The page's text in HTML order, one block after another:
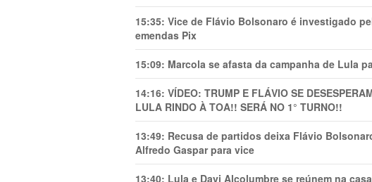
15:35: Vice de Flávio Bolsonaro é investigado
emendas Pix
15:09: Marcola se afasta da campanha de Lula
14:16: VÍDEO: TRUMP E FLÁVIO SE
LULA RINDO À TOA!! SERÁ NO 1° TURNO!!
13:49: Recusa de partidos deixa Flávio
Alfredo Gaspar para vice
13:40: Lula e Davi Alcolumbre se reúnem na